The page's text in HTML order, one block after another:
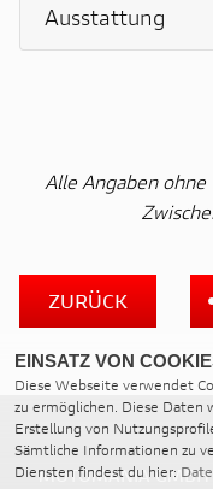
Ausstattung
Alle Angaben
ZURÜCK
MOTOMANIA GMBH
EINSATZ VON
Diese Webseite verwendet
zu ermöglichen. Diese Daten
Erstellung von
Sämtliche Informationen zu
Diensten findest du hier: